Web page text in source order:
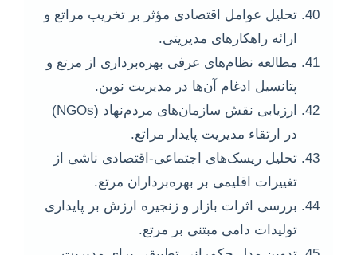
تحلیل عوامل اقتصادی مؤثر بر تخریب مراتع و
ارائه راهکارهای مدیریتی.
مطالعه نظام‌های عرفی بهره‌برداری از مرتع و
پتانسیل ادغام آن‌ها در مدیریت نوین.
ارزیابی نقش سازمان‌های مردم‌نهاد (NGOs)
در ارتقاء مدیریت پایدار مراتع.
تحلیل ریسک‌های اجتماعی-اقتصادی ناشی از
تغییرات اقلیمی بر بهره‌برداران مرتع.
بررسی اثرات بازار و زنجیره ارزش بر پایداری
تولیدات دامی مبتنی بر مرتع.